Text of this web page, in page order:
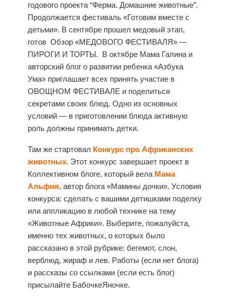
годового проекта “Ферма. Домашние животные”.
Продолжается фестиваль «Готовим вместе с
детьми». В сентябре прошел медовый этап,
готов Обзор «МЕДОВОГО ФЕСТИВАЛЯ» —
ПИРОГИ И ТОРТЫ. В октябре Мама Галина и
авторский блог о развитии ребенка «Азбука
Ума» приглашает всех принять участие в
ОВОЩНОМ ФЕСТИВАЛЕ и поделиться
секретами своих блюд. Одно из основных
условий — в приготовлении блюда активную
роль должны принимать детки.
Там же стартовал Конкурс про Африканских
животных. Этот конкурс завершает проект в
Коллективном блоге, который вела Мама
Альфия, автор блога «Мамины дочки». Условия
конкурса: сделать с вашими детишками поделку
или аппликацию в любой технике на тему
«Животные Африки». Выберите, пожалуйста,
именно тех животных, о которых было
рассказано в этой рубрике: бегемот, слон,
верблюд, жираф и лев. Работы (если нет блога)
и рассказы со ссылками (если есть блог)
присылайте БабочкеЯночке.